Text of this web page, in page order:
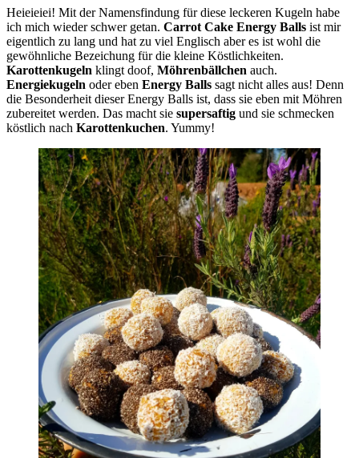
Heieieiei! Mit der Namensfindung für diese leckeren Kugeln habe
ich mich wieder schwer getan. Carrot Cake Energy Balls ist mir
eigentlich zu lang und hat zu viel Englisch aber es ist wohl die
gewöhnliche Bezeichung für die kleine Köstlichkeiten.
Karottenkugeln klingt doof, Möhrenbällchen auch.
Energiekugeln oder eben Energy Balls sagt nicht alles aus! Denn
die Besonderheit dieser Energy Balls ist, dass sie eben mit Möhren
zubereitet werden. Das macht sie supersaftig und sie schmecken
köstlich nach Karottenkuchen. Yummy!